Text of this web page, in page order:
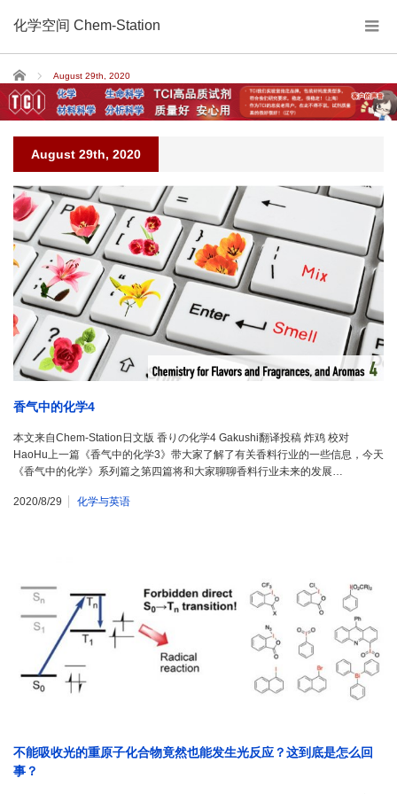
化学空间 Chem-Station
Home August 29th, 2020
August 29th, 2020
香气中的化学4
本文来自Chem-Station日文版 香りの化学4 Gakushi翻译投稿 炸鸡 校对
HaoHu上一篇《香气中的化学3》带大家了解了有关香料行业的一些信息，今天
《香气中的化学》系列篇之第四篇将和大家聊聊香料行业未来的发展…
2020/8/29 化学与英语
不能吸收光的重原子化合物竟然也能发生光反应？这到底是怎么回
事？